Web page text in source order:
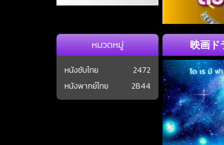
映画ド
หมวดหมู่
หนังซับไทย
2472
หนังพากย์ไทย
2844